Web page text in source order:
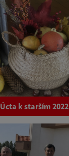
Úcta k starším 2022